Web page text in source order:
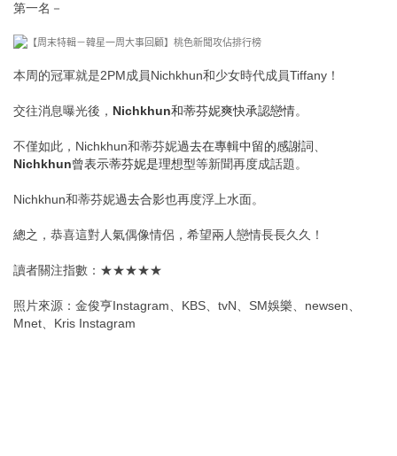
第一名－
本周的冠軍就是2PM成員Nichkhun和少女時代成員Tiffany！
交往消息曝光後， Nichkhun和蒂芬妮爽快承認戀情。
不僅如此，Nichkhun和蒂芬妮過去在專輯中留的感謝詞
Nichkhun曾表示蒂芬妮是理想型等新聞再度成話題。
Nichkhun和蒂芬妮過去合影也再度浮上水面。
總之，恭喜這對人氣偶像情侶，希望兩人戀情長長久久！
讀者關注指數：★★★★★
照片來源：金俊亨Instagram、KBS、tvN、SM娛樂、newsen、
Mnet、Kris Instagram